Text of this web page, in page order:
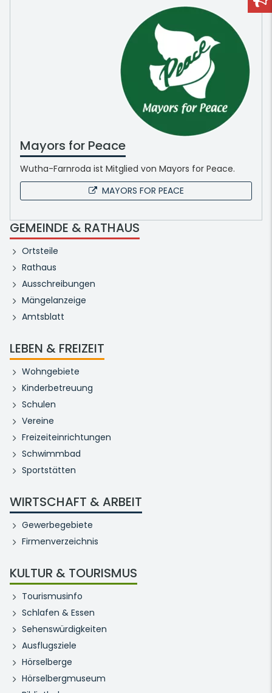
Mayors for Peace
Wutha-Farnroda ist Mitglied von Mayors for Peace.
MAYORS FOR PEACE
GEMEINDE & RATHAUS
Ortsteile
Rathaus
Ausschreibungen
Mängelanzeige
Amtsblatt
LEBEN & FREIZEIT
Wohngebiete
Kinderbetreuung
Schulen
Vereine
Freizeiteinrichtungen
Schwimmbad
Sportstätten
WIRTSCHAFT & ARBEIT
Gewerbegebiete
Firmenverzeichnis
KULTUR & TOURISMUS
Tourismusinfo
Schlafen & Essen
Sehenswürdigkeiten
Ausflugsziele
Hörselberge
Hörselbergmuseum